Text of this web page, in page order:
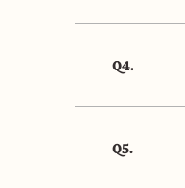
Q4.
Q5.